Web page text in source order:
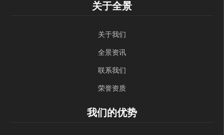
关于全景
关于我们
全景资讯
联系我们
荣誉资质
我们的优势